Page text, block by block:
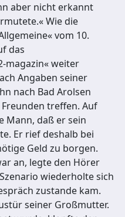
aber nicht erkannt
Wie die
vom 10.
das
magazin« weiter
Angaben seiner
nach Bad Arolsen
treffen. Auf
Mann, daß er sein
Er rief deshalb bei
Geld zu borgen.
an, legte den Hörer
wiederholte sich
zustande kam.
seiner Großmutter.